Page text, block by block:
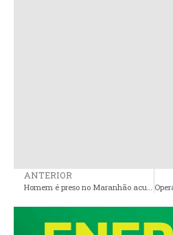
ANTERIOR
Homem é preso no Maranhão acusado de estuprar portadora de síndrome de Down